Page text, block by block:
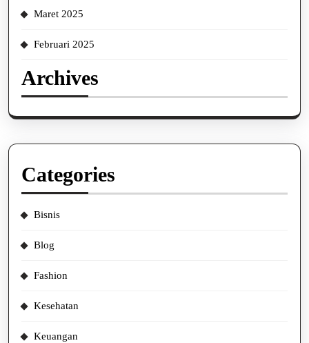
Maret 2025
Februari 2025
Archives
Categories
Bisnis
Blog
Fashion
Kesehatan
Keuangan